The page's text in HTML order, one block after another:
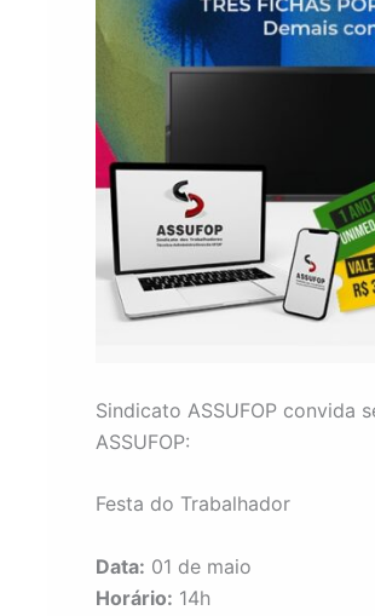
Sindicato ASSUFOP convida
ASSUFOP:
Festa do Trabalhador
Data: 01 de maio
Horário: 14h